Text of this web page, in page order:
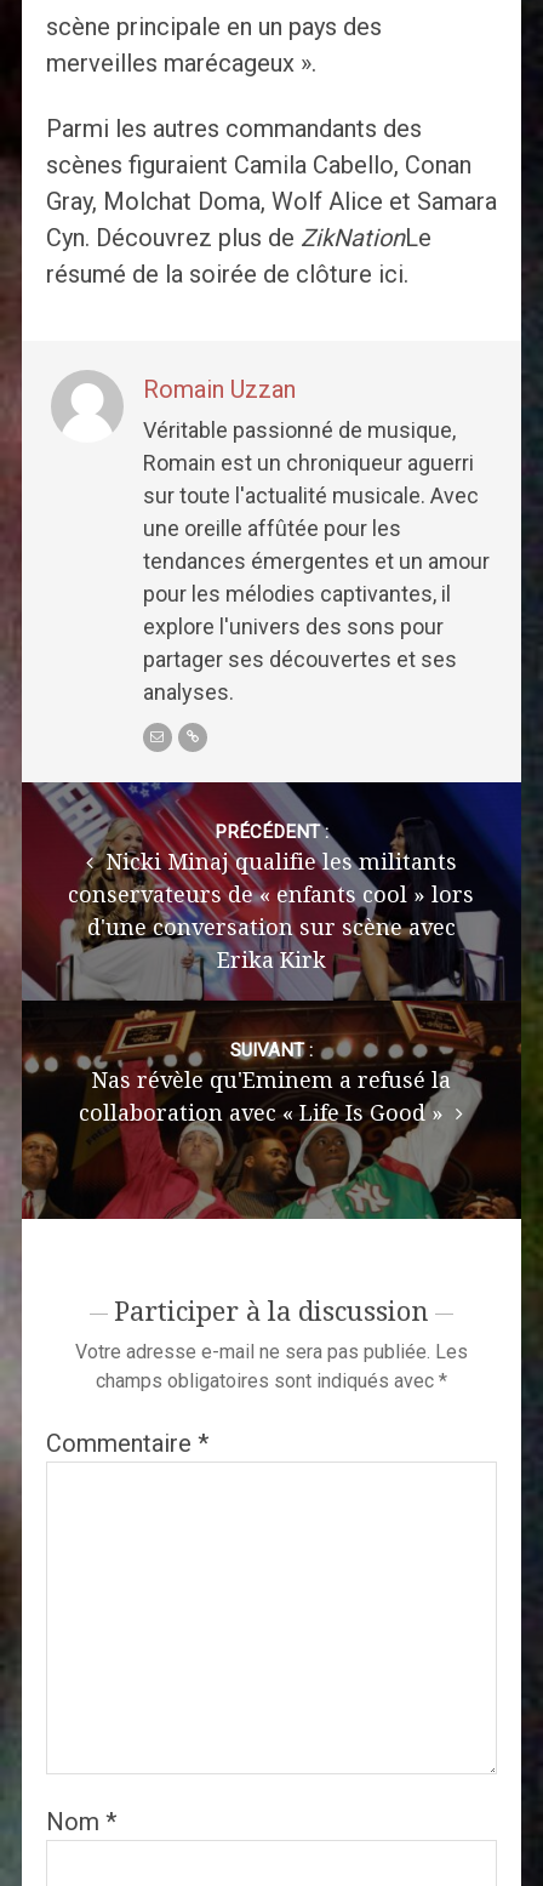
scène principale en un pays des
merveilles marécageux ».
Parmi les autres commandants des
scènes figuraient Camila Cabello, Conan
Gray, Molchat Doma, Wolf Alice et Samara
Cyn. Découvrez plus de ZikNationLe
résumé de la soirée de clôture ici.
Romain Uzzan
Véritable passionné de musique,
Romain est un chroniqueur aguerri
sur toute l'actualité musicale. Avec
une oreille affûtée pour les
tendances émergentes et un amour
pour les mélodies captivantes, il
explore l'univers des sons pour
partager ses découvertes et ses
analyses.
Post
navigation
PRÉCÉDENT :
Nicki Minaj qualifie les militants
conservateurs de « enfants cool » lors
d'une conversation sur scène avec
Erika Kirk
SUIVANT :
Nas révèle qu'Eminem a refusé la
collaboration avec « Life Is Good »
Participer à la discussion
Votre adresse e-mail ne sera pas publiée. Les
champs obligatoires sont indiqués avec *
Commentaire *
Nom *